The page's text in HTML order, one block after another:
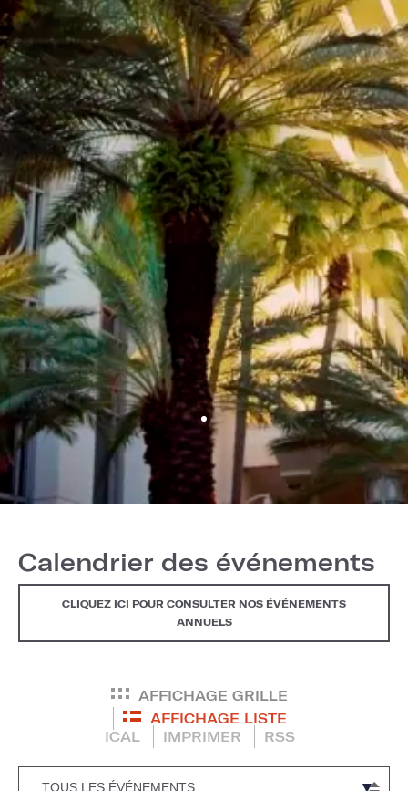
Calendrier des événements
CLIQUEZ ICI POUR CONSULTER NOS ÉVÉNEMENTS
ANNUELS
AFFICHAGE GRILLE
AFFICHAGE LISTE
ICAL
IMPRIMER RSS